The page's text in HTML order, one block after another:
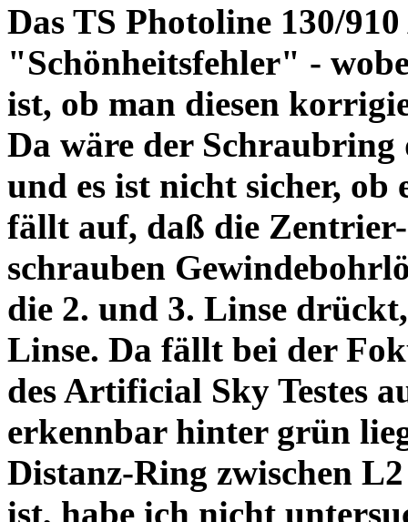
Das TS Photoline 130/
"Schönheitsfehler" -
ist, ob man diesen
Da wäre der
und es ist nicht sicher,
fällt auf, daß die Zentrier-
schrauben
die 2. und 3. Linse
Linse. Da fällt bei der
des Artificial Sky Testes
erkennbar hinter grün
Distanz-Ring zwischen
ist, habe ich nicht